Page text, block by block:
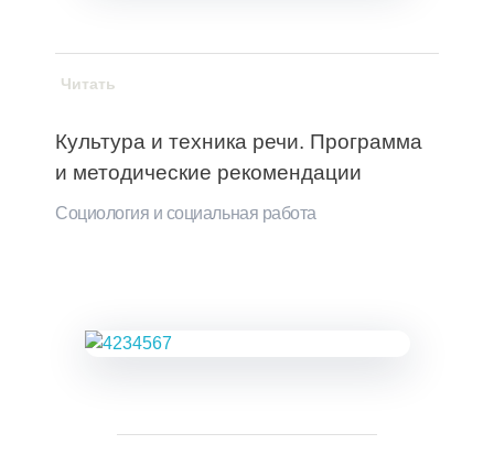
Культура и техника речи. Программа
и методические рекомендации
Социология и социальная работа
Читать